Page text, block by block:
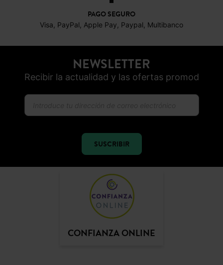
PAGO SEGURO
Visa, PayPal, Apple Pay, Paypal, Multibanco
NEWSLETTER
Recibir la actualidad y las ofertas promod
SUSCRIBIR
CONFIANZA ONLINE